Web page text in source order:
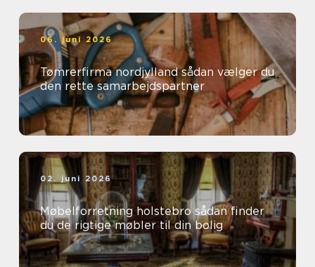
06. juni 2026
Tømrerfirma nordjylland sådan vælger du
den rette samarbejdspartner
02. juni 2026
Møbelforretning holstebro sådan finder
du de rigtige møbler til din bolig